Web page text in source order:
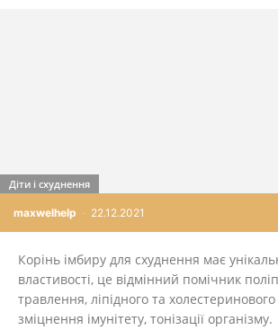
maxwelhelp - 22.12.2021
Діти і схуднення
Корінь імбиру для схуднення має
властивості, це відмінний помічник
травлення, ліпідного та
зміцнення імунітету, тонізації організму.